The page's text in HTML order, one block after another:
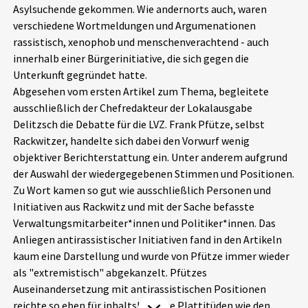
Aktuelles
Alle Beiträge
Veranstaltungen
Pressemitteilungen
Podcasts
Über uns
Projektbeschreibung
Kontakt
Unterstützer_innen
Spenden
chronik.LE in der Presse
Asylsuchende gekommen. Wie andernorts auch, waren
verschiedene Wortmeldungen und Argumenationen
rassistisch, xenophob und menschenverachtend - auch
innerhalb einer Bürgerinitiative, die sich gegen die
Unterkunft gegründet hatte.
Abgesehen vom ersten Artikel zum Thema, begleitete
ausschließlich der Chefredakteur der Lokalausgabe
Delitzsch die Debatte für die LVZ. Frank Pfütze, selbst
Rackwitzer, handelte sich dabei den Vorwurf wenig
objektiver Berichterstattung ein. Unter anderem aufgrund
der Auswahl der wiedergegebenen Stimmen und Positionen.
Zu Wort kamen so gut wie ausschließlich Personen und
Initiativen aus Rackwitz und mit der Sache befasste
Verwaltungsmitarbeiter*innen und Politiker*innen. Das
Anliegen antirassistischer Initiativen fand in den Artikeln
kaum eine Darstellung und wurde von Pfütze immer wieder
als "extremistisch" abgekanzelt. Pfützes
Auseinandersetzung mit antirassistischen Positionen
reichte so eben für inhaltsbefreite Plattitüden wie den